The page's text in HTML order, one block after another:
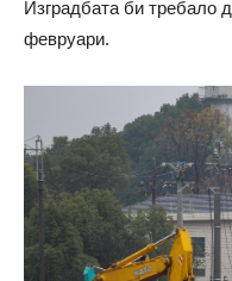
Изградбата би требало
февруари.